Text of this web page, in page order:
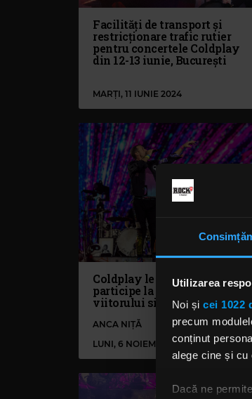
Utilizarea
Noi și cei 1022
precum
conținut
alege cine și cu
Dacă ne
Facilități de transport și
restricționare trafic rutier
pentru concertele Coldplay
din 12-13 iunie, București
MARȚI, 11 IUNIE 2024
Coldplay le cere fanilor să
participe la înregistrarea
viitorului single
ANCA NIȚĂ
LUNI, 6 NOIEMBRIE 2023